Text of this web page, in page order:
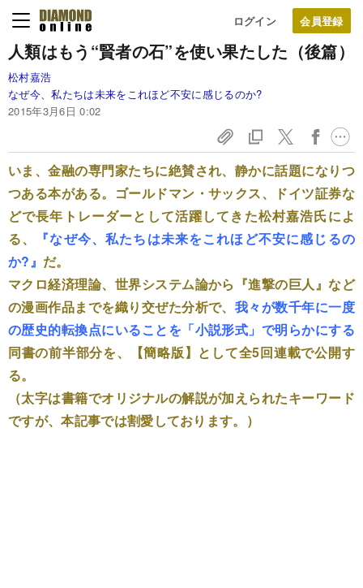
ログイン
人類はもう“賢者の石”を使い果たした（後篇）
松村嘉浩
なぜ今、私たちは未来をこれほど不安に感じるのか?
2015年3月6日 0:02
いま、金融の専門家たちに絶賛され、静かに話題になりつ
つある本がある。ゴールドマン・サックス、ドイツ証券な
どで長年トレーダーとして活躍してきた松村嘉浩氏によ
る、
『なぜ今、私たちは未来をこれほど不安に感じるの
か?』 だ。
マクロ経済理論、世界システム論から『進撃の巨人』など
の漫画作品までを織り交ぜた分析で、 我々が数千年に一度
の歴史的転換点にいることを「小説形式」で明らかにする
同書の前半部分を、【簡略版】として全5回連載で公開す
る。
（太字は書籍でオリジナルの解説が加えられたキーワード
ですが、本記事では割愛しております。）